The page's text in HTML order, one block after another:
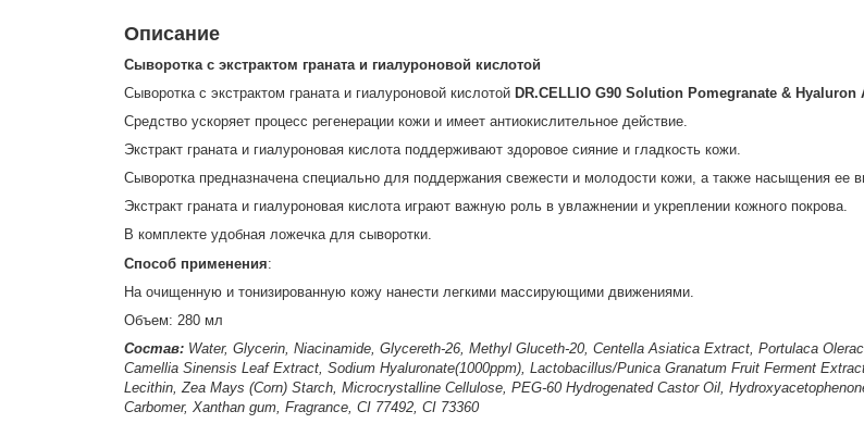
Описание
Cыворотка с экстрактом граната и гиалуроновой кислотой
Сыворотка с экстрактом граната и гиалуроновой кислотой DR.CELLIO G90 Solution Pomegranate &
Средство ускоряет процесс регенерации кожи и имеет антиокислительное действие.
Экстракт граната и гиалуроновая кислота поддерживают здоровое сияние и гладкость кожи.
Сыворотка предназначена специально для поддержания свежести и молодости кожи, а также насыщения ее
Экстракт граната и гиалуроновая кислота играют важную роль в увлажнении и укреплении кожного покрова.
В комплекте удобная ложечка для сыворотки.
Способ применения:
На очищенную и тонизированную кожу нанести легкими массирующими движениями.
Объем: 280 мл
Состав: Water, Glycerin, Niacinamide, Glycereth-26, Methyl Gluceth-20, Centella Asiatica Extract, Portulaca
Camellia Sinensis Leaf Extract, Sodium Hyaluronate(1000ppm), Lactobacillus/Punica Granatum Fruit Ferment
Lecithin, Zea Mays (Corn) Starch, Microcrystalline Cellulose, PEG-60 Hydrogenated Castor Oil,
Carbomer, Xanthan gum, Fragrance, CI 77492, CI 73360